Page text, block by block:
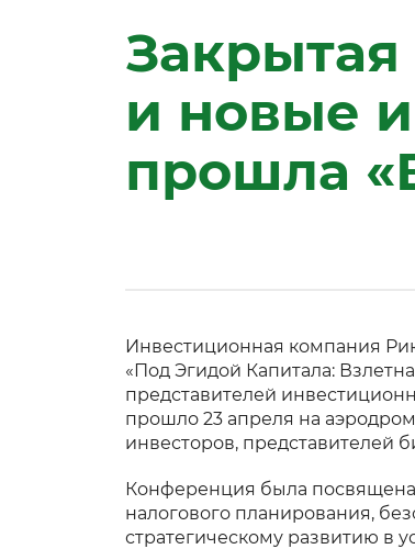
и новые
прошла
Инвестиционная компания
«Под Эгидой Капитала:
представителей
прошло 23 апреля на
инвесторов, представителей
Конференция была
налогового планирования,
стратегическому развитию в